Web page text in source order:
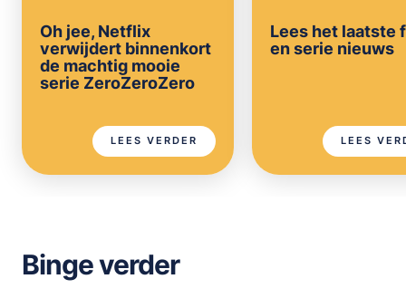
Oh jee, Netflix
verwijdert binnenkort
de machtig mooie
serie ZeroZeroZero
LEES VERDER
Lees het laatste
en serie nieuws
LEES
Binge verder